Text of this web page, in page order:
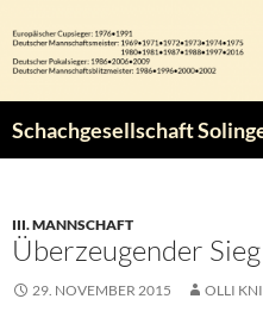
Inhalt
springen
Schachgesellschaft
III. MANNSCHAFT
Überzeugender
29. NOVEMBER 2015 OLLI